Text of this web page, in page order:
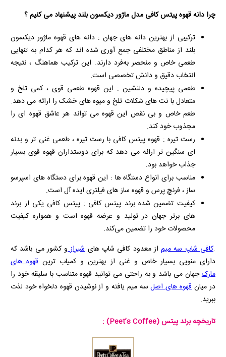
چرا دانه قهوه پیتس کافی مدل ماژور دیکسون بلند پیشنهاد می کنیم ؟
ترکیبی از بهترین دانه‌ های جهان : دانه‌ های قهوه ماژور دیکسون
بلند از مناطق مختلفی جمع‌ آوری شده‌ اند که هر کدام به‌ تنهایی
طعمی خاص و منحصر به‌فرد دارند. این ترکیب هماهنگ ، نتیجه
انتخاب دقیق و دانش تخصصی است.
طعمی پیچیده و دلنشین : این قهوه طعمی قوی ، کمی تلخ و
متعادل با نت‌ های شکلات تلخ و میوه‌ های خشک را ارائه می‌ دهد.
طعم خاص و بی‌ نقص این قهوه می‌ تواند هر عاشق قهوه‌ ای را
مجذوب خود کند.
رست تیره : قهوه پیتس کافی با رست تیره ، طعمی غنی‌ تر و بدنه‌
ای سنگین‌ تر ارائه می‌ دهد که برای دوستداران قهوه قوی بسیار
جذاب خواهد بود.
مناسب برای انواع دستگاه‌ ها : این قهوه برای دستگاه‌ های اسپرسو
ساز ، فرنچ پرس و قهوه‌ ساز های فیلتری ایده‌ آل است.
کیفیت تضمین‌ شده برند پیتس کافی : پیتس کافی یکی از برند
های برتر جهان در تولید و عرضه قهوه است و همواره کیفیت
محصولات خود را تضمین می‌کند.
.کافی شاپ سه میماز معدود کافی شاپ هایشیرازو کشور می باشد که
دارای منویی بسیار خاص و غنی از بهترین و کمیاب ترینقهوه های
مارکجهان می باشد و به راحتی می توانید قهوه متناسب با سلیقه خود را
در میانقهوه های اصلسه میم یافته و از نوشیدن قهوه دلخواه خود لذت
ببرید.
تاریخچه برند پیتس(Peet’s Coffee)
: